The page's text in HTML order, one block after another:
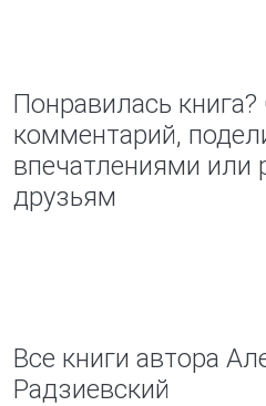
Понравилась
комментарий,
впечатлениями или
друзьям
Все книги автора
Радзиевский